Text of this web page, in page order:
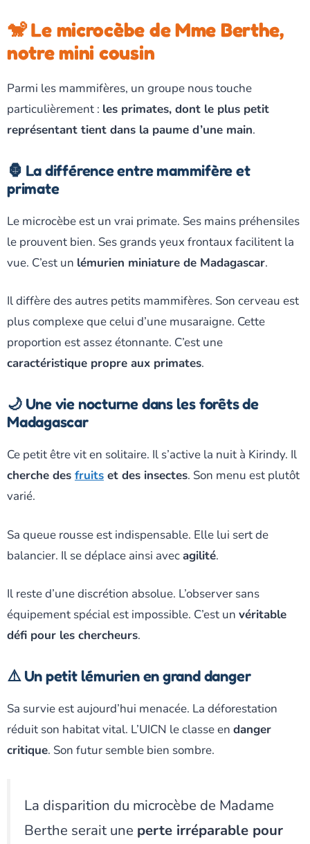
🐒 Le microcèbe de Mme Berthe,
notre mini cousin
Parmi les mammifères, un groupe nous touche
particulièrement : les primates, dont le plus petit
représentant tient dans la paume d’une main.
🦍 La différence entre mammifère et
primate
Le microcèbe est un vrai primate. Ses mains préhensiles
le prouvent bien. Ses grands yeux frontaux facilitent la
vue. C’est un lémurien miniature de Madagascar.
Il diffère des autres petits mammifères. Son cerveau est
plus complexe que celui d’une musaraigne. Cette
proportion est assez étonnante. C’est une
caractéristique propre aux primates.
🌙 Une vie nocturne dans les forêts de
Madagascar
Ce petit être vit en solitaire. Il s’active la nuit à Kirindy. Il
cherche des fruits et des insectes. Son menu est plutôt
varié.
Sa queue rousse est indispensable. Elle lui sert de
balancier. Il se déplace ainsi avecagilité.
Il reste d’une discrétion absolue. L’observer sans
équipement spécial est impossible. C’est un véritable
défi pour les chercheurs.
⚠️ Un petit lémurien en grand danger
Sa survie est aujourd’hui menacée. La déforestation
réduit son habitat vital. L’UICN le classe en danger
critique. Son futur semble bien sombre.
La disparition du microcèbe de Madame
Berthe serait une perte irréparable pour